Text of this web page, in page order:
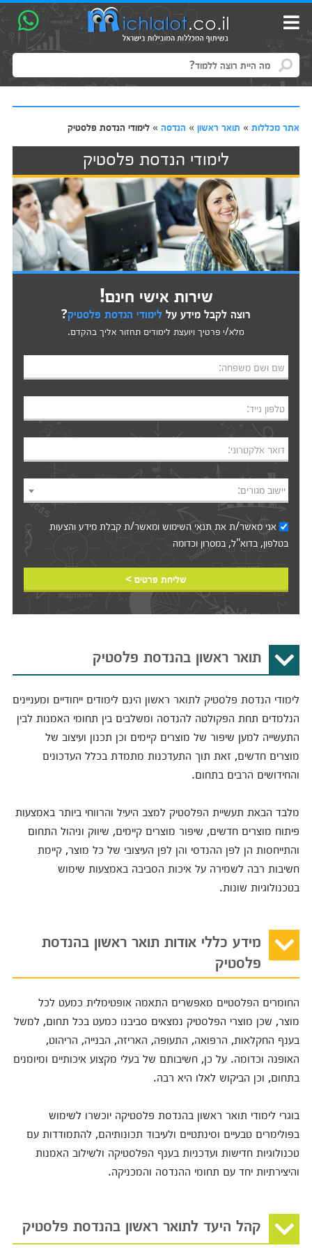
אתר מכללות» תואר ראשון» הנדסה» לימודי הנדסת פלסטיק
לימודי הנדסת פלסטיק
שירות אישי חינם!
רוצה לקבל מידע על לימודי הנדסת פלסטיק?
מלא/י פרטיך ויועצת לימודים תחזור אליך בהקדם.
שם ושם משפחה:
טלפון נייד:
דואר אלקטרוני:
יישוב מגורים:
אני מאשר/ת אתתנאי השימושומאשר/ת קבלת מידע והצעות
בטלפון, בדוא"ל, במסרון וכדומה‎‎
שליחת פרטים >
תואר ראשון בהנדסת פלסטיק
לימודי הנדסת פלסטיק לתואר ראשון הינם לימודים ייחודיים ומעניינים
הנלמדים תחת הפקולטה להנדסה ומשלבים בין תחומי האמנות לבין
התעשייה למען שיפור של מוצרים קיימים וכן תכנון ועיצוב של
מוצרים חדשים, זאת תוך התעדכנות מתמדת בכלל העדכונים
והחידושים הרבים בתחום.
מלבד הבאת תעשיית הפלסטיק למצב היעיל והרווחי ביותר באמצעות
פיתוח מוצרים חדשים, שיפור מוצרים קיימים, שיווק וניהול התחום
והתייחסות הן לפן ההנדסי והן לפן העיצובי של כל מוצר, קיימת
חשיבות רבה לשמירה על איכות הסביבה באמצעות שימוש
בטכנולוגיות שונות.
מידע כללי אודות תואר ראשון בהנדסת
פלסטיק
החומרים הפלסטיים מאפשרים התאמה אופטימלית כמעט לכל
מוצר, שכן מוצרי הפלסטיק נמצאים סביבנו כמעט בכל תחום, למשל
בענף החקלאות, הרפואה, התעופה, האריזה, הבנייה, הריהוט,
האופנה וכדומה. על כן, חשיבותם של בעלי מקצוע איכותיים ומיומנים
בתחום, וכן הביקוש לאלו היא רבה.
בוגרי לימודי תואר ראשון בהנדסת פלסטיקה יוכשרו לשימוש
בפולימרים טבעיים וסינתטיים ולעיבוד תכונותיהם, להתמודדות עם
טכנולוגיות חדישות ועדכניות בענף הפלסטיקה ולשילוב האמנות
והיצירתיות יחד עם תחומי ההנדסה והמכניקה.
קהל היעד לתואר ראשון בהנדסת פלסטיק